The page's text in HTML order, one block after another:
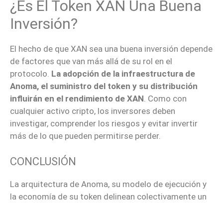
¿Es El Token XAN Una Buena
Inversión?
El hecho de que XAN sea una buena inversión depende
de factores que van más allá de su rol en el
protocolo. La adopción de la infraestructura de
Anoma, el suministro del token y su distribución
influirán en el rendimiento de XAN. Como con
cualquier activo cripto, los inversores deben
investigar, comprender los riesgos y evitar invertir
más de lo que pueden permitirse perder.
CONCLUSIÓN
La arquitectura de Anoma, su modelo de ejecución y
la economía de su token delinean colectivamente un